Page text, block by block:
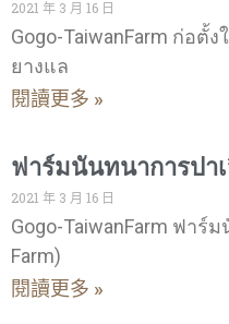
2021 年 3 月 16 日
Gogo-TaiwanFarm ก่อตั้
ยางแล
閱讀更多 »
ฟาร์มนันทนาการปา
2021 年 3 月 16 日
Gogo-TaiwanFarm ฟาร์
Farm)
閱讀更多 »